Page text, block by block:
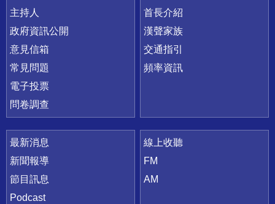
主持人
政府資訊公開
意見信箱
常見問題
電子投票
問卷調查
首長介紹
漢聲家族
交通指引
頻率資訊
最新消息
新聞報導
節目訊息
Podcast
線上收聽
FM
AM